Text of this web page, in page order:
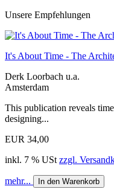
Unsere Empfehlungen
It's About Time - The
Derk Loorbach u.a.
Amsterdam
This publication reveals
designing...
EUR 34,00
inkl. 7 % USt zzgl.
mehr... In den Warenkorb